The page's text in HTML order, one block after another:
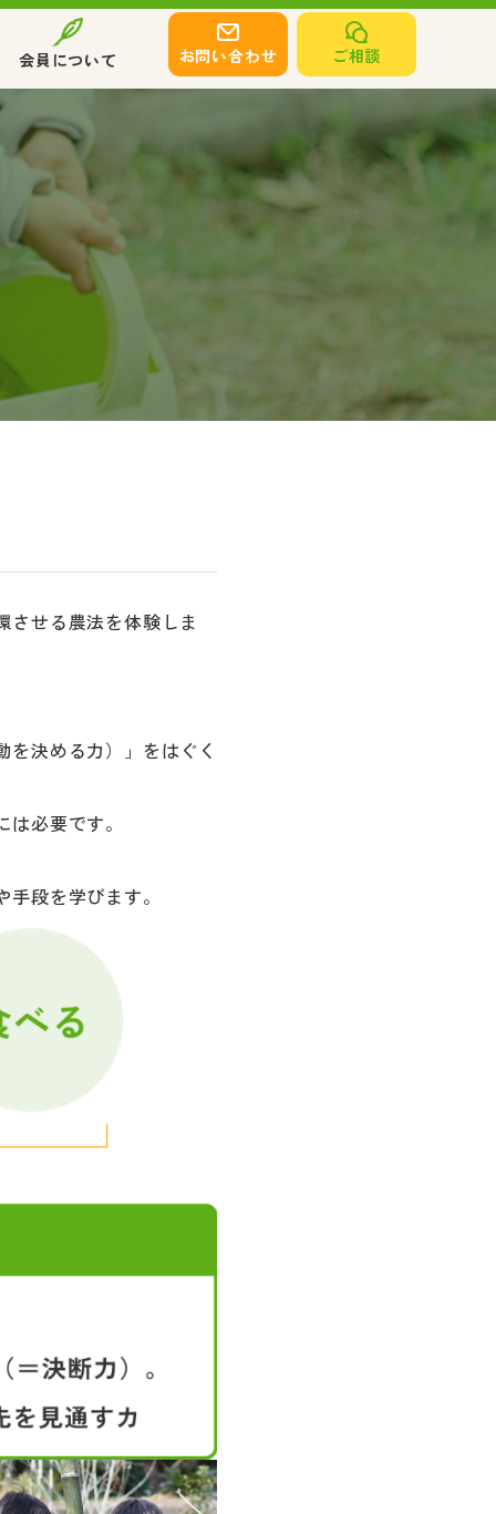
会員について お問い合わせ ご相談
させる農法を体験しま
決める力）」をはぐく
必要です。
段を学びます。